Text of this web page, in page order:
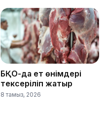
БҚО-да ет өнімдері
тексеріліп жатыр
8 тамыз, 2026